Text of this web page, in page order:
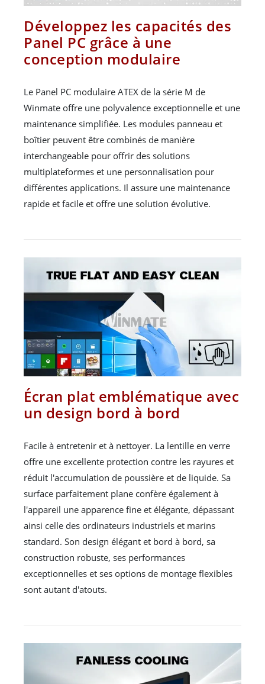
Développez les capacités des
Panel PC grâce à une
conception modulaire
Le Panel PC modulaire ATEX de la série M de
Winmate offre une polyvalence exceptionnelle et une
maintenance simplifiée. Les modules panneau et
boîtier peuvent être combinés de manière
interchangeable pour offrir des solutions
multiplateformes et une personnalisation pour
différentes applications. Il assure une maintenance
rapide et facile et offre une solution évolutive.
Écran plat emblématique avec
un design bord à bord
Facile à entretenir et à nettoyer. La lentille en verre
offre une excellente protection contre les rayures et
réduit l'accumulation de poussière et de liquide. Sa
surface parfaitement plane confère également à
l'appareil une apparence fine et élégante, dépassant
ainsi celle des ordinateurs industriels et marins
standard. Son design élégant et bord à bord, sa
construction robuste, ses performances
exceptionnelles et ses options de montage flexibles
sont autant d'atouts.